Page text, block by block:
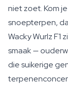
niet zoet. Kom
snoepterpen,
Wacky Wurlz F1
smaak —
die suikerige